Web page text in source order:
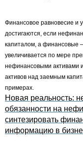
Финансовое равновесие и
достигаются, если
капиталом, а финансовые
увеличивается по мере
нефинансовыми активами
активов над заемным
примерах.
Новая реальность:
обязанности на
синтезировать
информацию в